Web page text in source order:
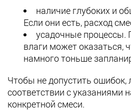
наличие глубоких и
Если они есть, расход
усадочные процессы.
влаги может оказаться,
намного тоньше
Чтобы не допустить ошибок,
соответствии с указаниями
конкретной смеси.